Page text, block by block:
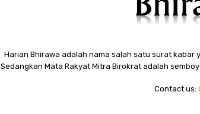
Harian Bhirawa adalah nama salah satu surat kabar
Sedangkan Mata Rakyat Mitra Birokrat adalah
Contact us: